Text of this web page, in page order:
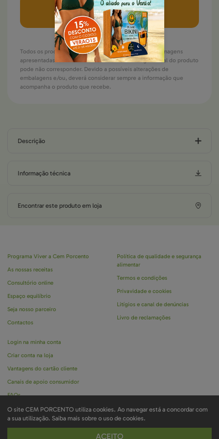
Descrição
Informação técnica
Encontrar este produto em loja
adicionar
Todos os produtos estão sujeitos a rotura de stock. As imagens
apresentadas são meramente ilustrativas. A imagem final do produto
pode não corresponder. Devido a possíveis alterações de
embalagens e/ou, deverá considerar sempre a informação que
acompanha o produto que recebe.
Marca registada CEM PORCENTO é propriedade da Ignoramus © todos os direitos
Programa Viver a Cem Porcento
As nossas receitas
Consultório online
Espaço equilíbrio
Seja nosso parceiro
Contactos
Política de qualidade e segurança
alimentar
Termos e condições
Privavidade e cookies
Litígios e canal de denúncias
Livro de reclamações
Login na minha conta
Criar conta na loja
Vantagens do cartão cliente
Canais de apoio consumidor
FAQs
O site CEM PORCENTO utiliza cookies. Ao navegar está a concordar com
a sua utilização. Saiba mais sobre o uso de cookies.
ACEITO